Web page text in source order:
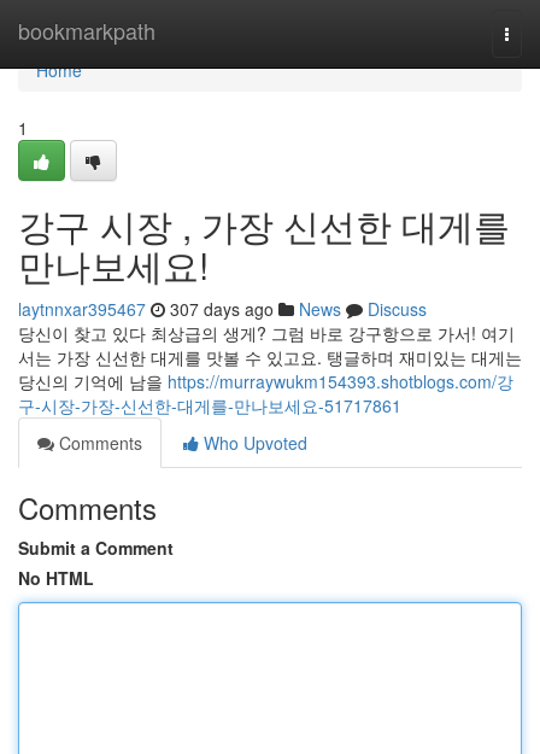
bookmarkpath
Home
Home
1
강구 시장 , 가장 신선한 대게를
만나보세요!
laytnnxar395467 307 days ago News
Discuss
당신이 찾고 있다 최상급의 생게? 그럼 바로 강구항으로 가서! 여기
서는 가장 신선한 대게를 맛볼 수 있고요. 탱글하며 재미있는 대게는
당신의 기억에 남을 https://murraywukm154393.shotblogs.com/강
구-시장-가장-신선한-대게를-만나보세요-51717861
Comments
Who Upvoted
Comments
Submit a Comment
No HTML